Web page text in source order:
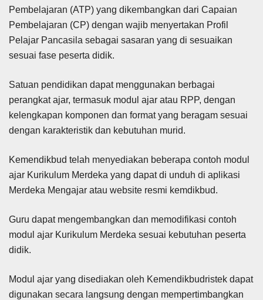
Pembelajaran (ATP) yang dikembangkan dari Capaian
Pembelajaran (CP) dengan wajib menyertakan Profil
Pelajar Pancasila sebagai sasaran yang di sesuaikan
sesuai fase peserta didik.
Satuan pendidikan dapat menggunakan berbagai
perangkat ajar, termasuk modul ajar atau RPP, dengan
kelengkapan komponen dan format yang beragam sesuai
dengan karakteristik dan kebutuhan murid.
Kemendikbud telah menyediakan beberapa contoh modul
ajar Kurikulum Merdeka yang dapat di unduh di aplikasi
Merdeka Mengajar atau website resmi kemdikbud.
Guru dapat mengembangkan dan memodifikasi contoh
modul ajar Kurikulum Merdeka sesuai kebutuhan peserta
didik.
Modul ajar yang disediakan oleh Kemendikbudristek dapat
digunakan secara langsung dengan mempertimbangkan